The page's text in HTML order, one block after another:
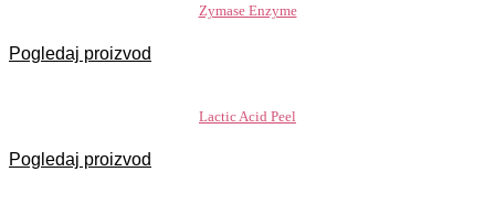
Zymase Enzyme
Pogledaj proizvod
Lactic Acid Peel
Pogledaj proizvod